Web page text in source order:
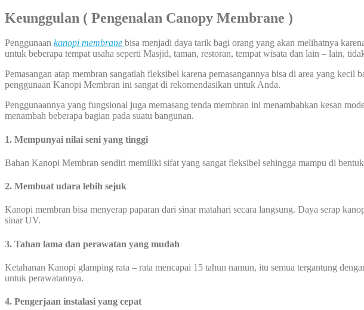
Keunggulan ( Pengenalan Canopy Membrane )
Penggunaan kanopi membrane bisa menjadi daya tarik bagi orang yang akan melihatnya
untuk beberapa tempat usaha seperti Masjid, taman, restoran, tempat wisata dan lain – lain,
Pemasangan atap membran sangatlah fleksibel karena pemasangannya bisa di area yang
penggunaan Kanopi Membran ini sangat di rekomendasikan untuk Anda.
Penggunaannya yang fungsional juga memasang tenda membran ini menambahkan kesan
menambah beberapa bagian pada suatu bangunan.
1. Mempunyai nilai seni yang tinggi
Bahan Kanopi Membran sendiri memiliki sifat yang sangat fleksibel sehingga mampu di
2. Membuat udara lebih sejuk
Kanopi membran bisa menyerap paparan dari sinar matahari secara langsung. Daya serap
sinar UV.
3. Tahan lama dan perawatan yang mudah
Ketahanan Kanopi glamping rata – rata mencapai 15 tahun namun, itu semua tergantung
untuk perawatannya.
4. Pengerjaan instalasi yang cepat